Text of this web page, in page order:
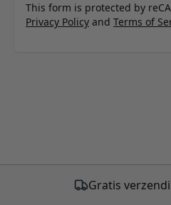
This form is protected by
Privacy Policy and Terms of